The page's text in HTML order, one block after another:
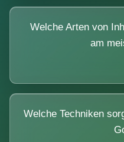
Welche Arten von
am
Welche Techniken